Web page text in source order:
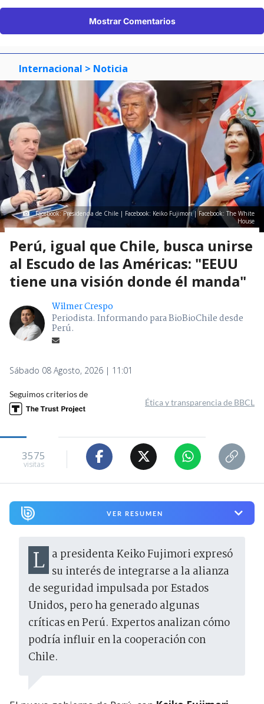
Mostrar Comentarios
Internacional > Noticia
Facebook: Presidencia de Chile | Facebook: Keiko Fujimori | Facebook: The White
House
Perú, igual que Chile, busca unirse
al Escudo de las Américas: "EEUU
tiene una visión donde él manda"
Wilmer Crespo
Periodista. Informando para BioBioChile desde
Perú.
Sábado 08 Agosto, 2026 | 11:01
Seguimos criterios de
Ética y transparencia de BBCL
3575
visitas
VER RESUMEN
La presidenta Keiko Fujimori expresó su interés de integrarse a la alianza
de seguridad impulsada por Estados
Unidos, pero ha generado algunas
críticas en Perú. Expertos analizan cómo
podría influir en la cooperación con
Chile.